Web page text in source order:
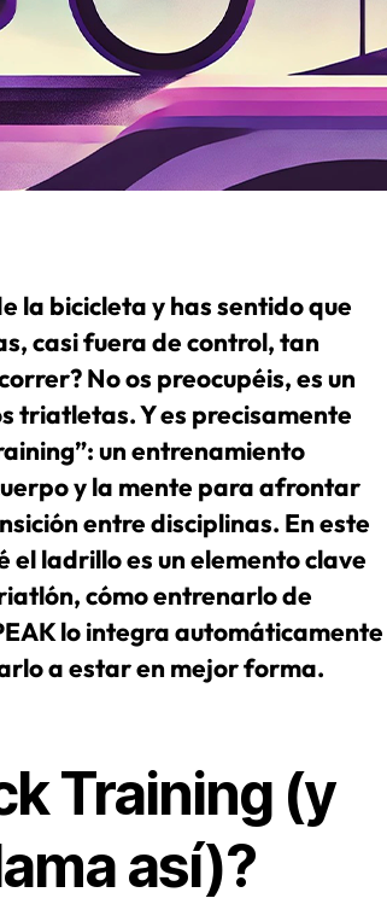
la bicicleta y has sentido que
casi fuera de control, tan
No os preocupéis, es un
triatletas. Y es precisamente
un entrenamiento
y la mente para afrontar
entre disciplinas. En este
ladrillo es un elemento clave
cómo entrenarlo de
lo integra automáticamente
a estar en mejor forma.
Training (y
así)?